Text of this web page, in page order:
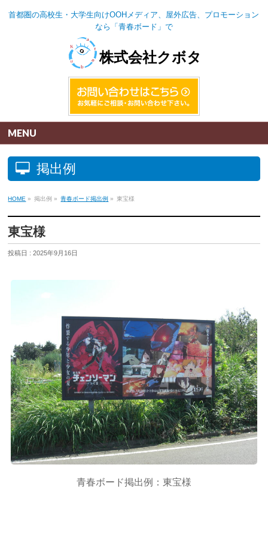
首都圏の高校生・大学生向けOOHメディア、屋外広告、プロモーション
なら「青春ボード」で
株式会社クボタ
MENU
掲出例
HOME » 掲出例 » 青春ボード掲出例 » 東宝様
東宝様
投稿日 : 2025年9月16日
青春ボード掲出例：東宝様